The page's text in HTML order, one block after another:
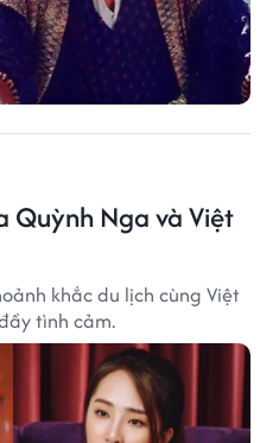
Quỳnh Nga và Việt
khắc du lịch cùng Việt
tình cảm.